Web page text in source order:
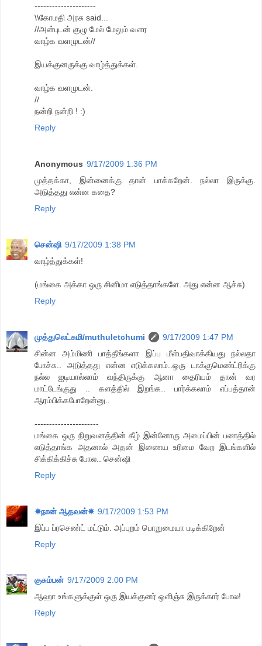
---------------------
\\கோமதி அரசு said...
//அன்புடன் குழு மேல் மேலும் வளர
வாழ்க வளமுடன்//
இயக்குனருக்கு வாழ்த்துக்கள்.
வாழ்க வளமுடன்.
//
நன்றி நன்றி ! :)
Reply
Anonymous 9/17/2009 1:36 PM
முத்தக்கா, இன்னைக்கு தான் பாக்கறேன். நல்லா இருக்கு.
அடுத்தது என்ன கதை?
Reply
சென்ஷி 9/17/2009 1:38 PM
வாழ்த்துக்கள்!
(மங்கை அக்கா ஒரு சினிமா எடுத்தாங்களே. அது என்ன ஆச்சு)
Reply
முத்துலெட்சுமி/muthuletchumi
9/17/2009 1:47 PM
சின்ன அம்மிணி பாத்தீங்களா இப்ப மீள்பதிவாக்கியது நல்லதா
போச்சு.. அடுத்தது என்ன எடுக்கலாம்..ஒரு டாக்குமெண்ட்ரிக்கு
நல்ல ஐடியால்லாம் வந்திருக்கு ஆனா தைரியம் தான் வர
மாட்டேங்குது .. களத்தில் இறங்க.. பார்க்கலாம் எப்பத்தான்
ஆரம்பிக்கபோறேன்னு..
----------------------
மங்கை ஒரு நிறுவனத்தின் கீழ் இன்னோரு அமைப்பின் பணத்தில்
எடுத்தாங்க அதனால் அதன் இணைய உரிமை வேற இடங்களில்
சிக்கிக்கிச்சு போல.. சென்ஷி
Reply
☀நான் ஆதவன்☀ 9/17/2009 1:53 PM
இப்ப ப்ரசெண்ட் மட்டும். அப்புறம் பொறுமையா படிக்கிறேன்
Reply
குசும்பன் 9/17/2009 2:00 PM
ஆஹா உங்களுக்குள் ஒரு இயக்குனர் ஒளிஞ்சு இருக்கார் போல!
Reply